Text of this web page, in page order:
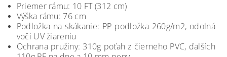
Priemer rámu: 10 FT (312 cm)
Výška rámu: 76 cm
Podložka na skákanie: PP podložka 260g/m2, odolná
voči UV žiareniu
Ochrana pružiny: 310g poťah z čierneho PVC, ďalších